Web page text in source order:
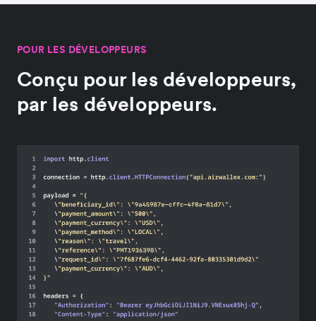
POUR LES DÉVELOPPEURS
Conçu pour les développeurs,
par les développeurs.